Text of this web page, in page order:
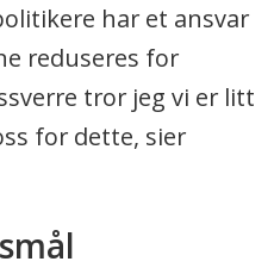
har et ansvar
reduseres for
tror jeg vi er litt
for dette, sier